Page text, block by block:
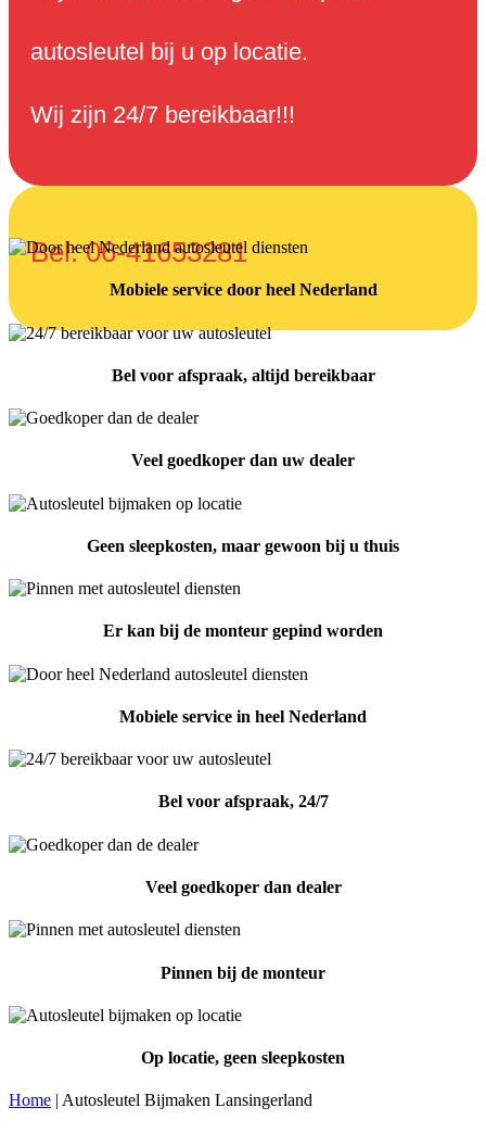
autosleutel bij u op locatie.
Wij zijn 24/7 bereikbaar!!!
Bel:06-41653281
Mobiele service door heel Nederland
Bel voor afspraak, altijd bereikbaar
Veel goedkoper dan uw dealer
Geen sleepkosten, maar gewoon bij u thuis
Er kan bij de monteur gepind worden
Mobiele service in heel Nederland
Bel voor afspraak, 24/7
Veel goedkoper dan dealer
Pinnen bij de monteur
Op locatie, geen sleepkosten
Home | Autosleutel Bijmaken Lansingerland